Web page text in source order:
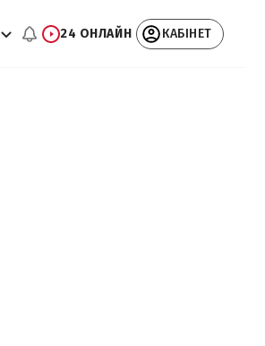
24 ОНЛАЙН КАБІНЕТ